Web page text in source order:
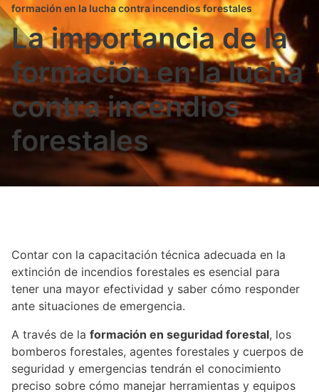
formación en la lucha contra incendios forestales
La importancia de la
formación en la lucha
contra incendios
forestales
Contar con la capacitación técnica adecuada en la
extinción de incendios forestales es esencial para
tener una mayor efectividad y saber cómo responder
ante situaciones de emergencia.
A través de la formación en seguridad forestal, los
bomberos forestales, agentes forestales y cuerpos de
seguridad y emergencias tendrán el conocimiento
preciso sobre cómo manejar herramientas y equipos